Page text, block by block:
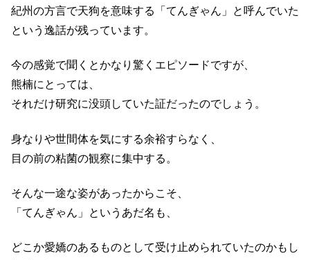
紀州の方言で天狗を意味する「てんぎゃん」と呼んでいた
という逸話が残っています。
今の感覚で聞くとかなり驚くエピソードですが、
熊楠にとっては、
それだけ研究に没頭していた証だったのでしょう。
身なりや世間体を気にする余裕すらなく、
目の前の粘菌の観察に集中する。
そんな一途な姿があったからこそ、
「てんぎゃん」というあだ名も、
どこか愛嬌のあるものとして受け止められていたのかもし